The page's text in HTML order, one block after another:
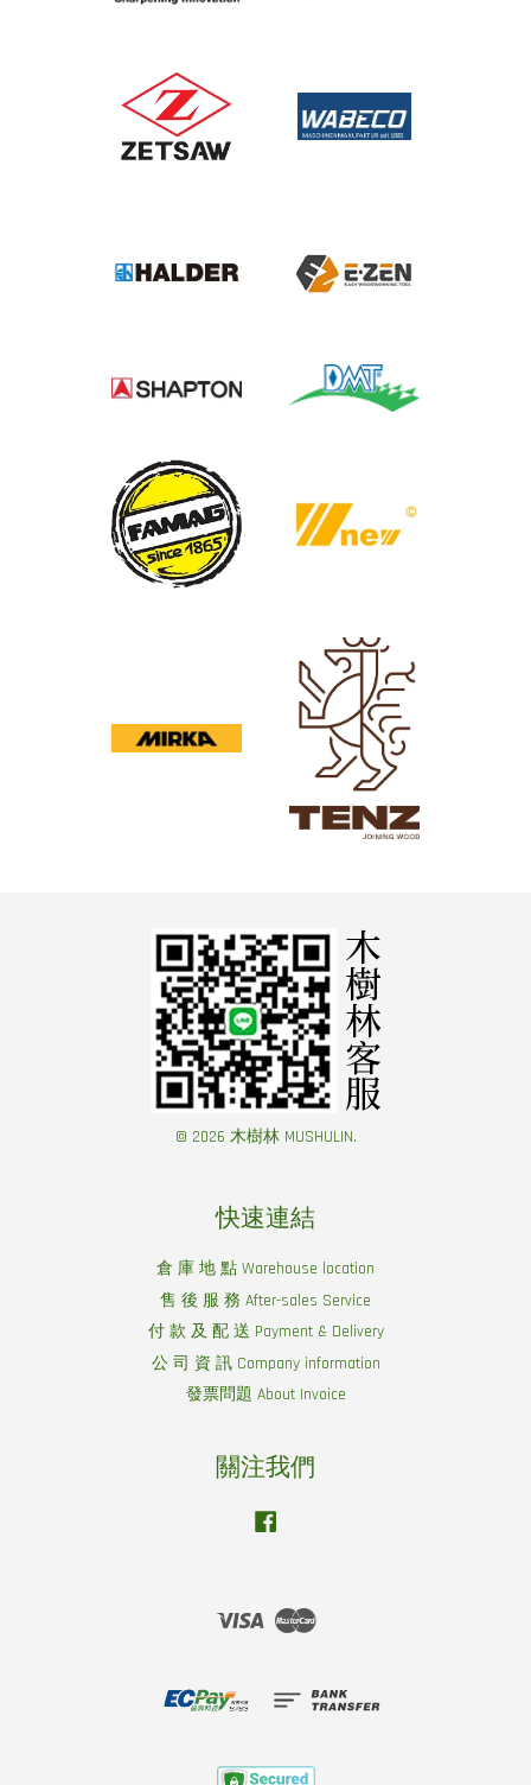
© 2026 木樹林 MUSHULIN.
快速連結
倉 庫 地 點 Warehouse location
售 後 服 務 After-sales Service
付 款 及 配 送 Payment & Delivery
公 司 資 訊 Company information
發票問題 About Invoice
關注我們
Visa Master